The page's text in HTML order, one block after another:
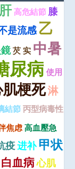
高危結節 膝
是流感乙
芡 实 中暑
尿病 使用
梗死淋
結節 丙型病毒性
焦虑高血壓急
疫进补甲状
白血病心肌